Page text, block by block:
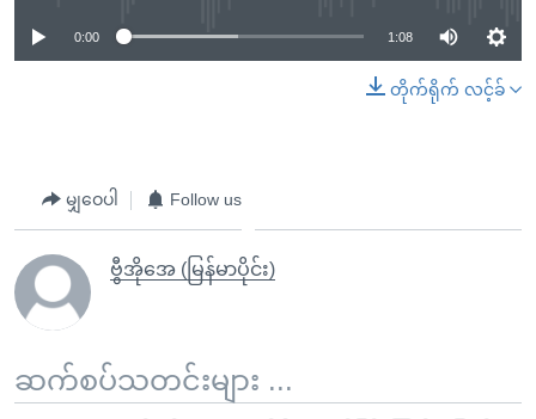
0:00 1:08
တိုက်ရိုက် လင့်ခ်
မျှဝေပါ Follow us
ဗွီအိုအေ (မြန်မာပိုင်း)
ဆက်စပ်သတင်းများ ...